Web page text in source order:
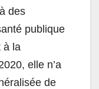
des
publique
à la
elle n’a
de